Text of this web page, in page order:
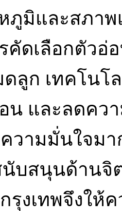
มิและสภาพ
คัดเลือกตัวอ่
ดลูก เทคโนโ
น และลดคว
วามมั่นใจม
บสนุนด้านจิ
รุงเทพจึงใ